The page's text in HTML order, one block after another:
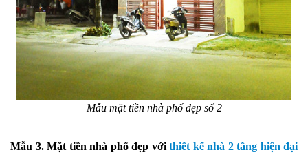
Mẫu mặt tiền nhà phố đẹp số 2
Mẫu 3. Mặt tiền nhà phố đẹp vớithiết kế nhà 2 tầng hiện đại